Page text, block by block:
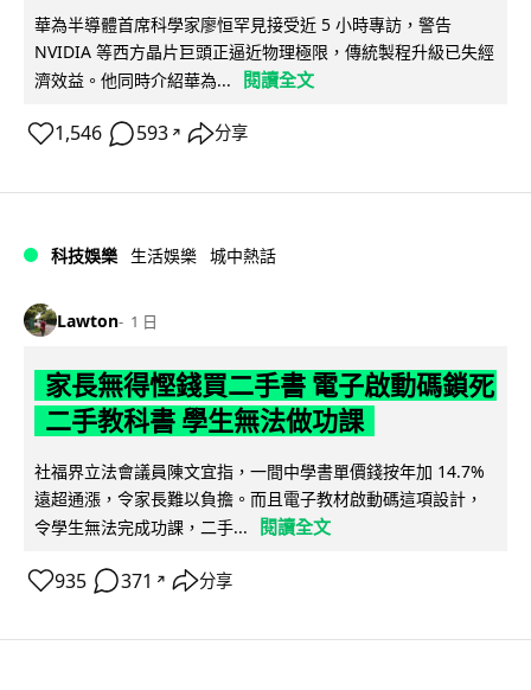
華為半導體首席科學家廖恒罕見接受近 5 小時專訪，警告
NVIDIA 等西方晶片巨頭正逼近物理極限，傳統製程升級已失經
濟效益。他同時介紹華為...
閱讀全文
1,546 593 ↗ 分享
科技娛樂 生活娛樂 城中熱話
Lawton 1 日
家長無得慳錢買二手書 電子啟動碼鎖死
二手教科書 學生無法做功課
社福界立法會議員陳文宜指，一間中學書單價錢按年加 14.7%
遠超通漲，令家長難以負擔。而且電子教材啟動碼這項設計，
令學生無法完成功課，二手...
閱讀全文
935 371 ↗ 分享